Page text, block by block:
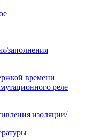
заполнения
времени
реле
изоляции/